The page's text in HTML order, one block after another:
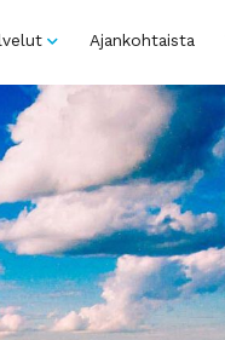
Ajankohtaista